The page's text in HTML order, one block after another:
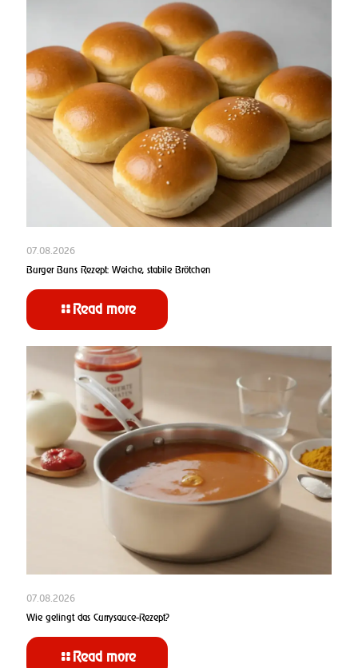
07.08.2026
Burger Buns Rezept: Weiche, stabile Brötchen
Read more
07.08.2026
Wie gelingt das Currysauce-Rezept?
Read more